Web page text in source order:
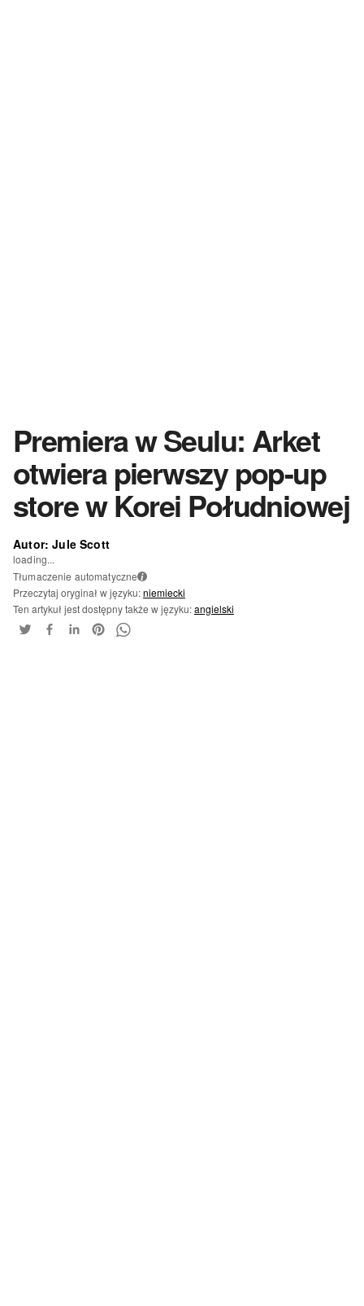
Premiera w Seulu: Arket
otwiera pierwszy pop-up
store w Korei Południowej
Autor: Jule Scott
loading...
Tłumaczenie automatyczne i
Przeczytaj oryginał w języku:niemiecki
Ten artykuł jest dostępny także w języku:angielski